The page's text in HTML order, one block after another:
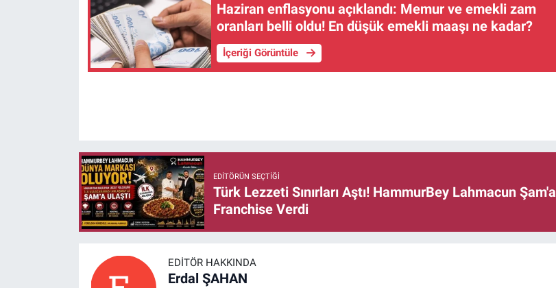
Haziran enflasyonu açıklandı: Memur ve emekli zam
oranları belli oldu! En düşük emekli maaşı ne kadar?
İçeriği Görüntüle
EDITÖRÜN SEÇTIĞI
Türk Lezzeti Sınırları Aştı! HammurBey Lahmacun Şam'a
Franchise Verdi
EDITÖR HAKKINDA
Erdal ŞAHAN